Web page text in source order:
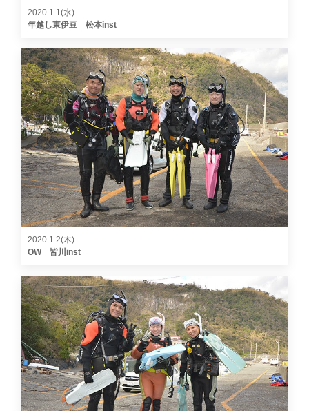
2020.1.1(水)
年越し東伊豆 松本inst
2020.1.2(木)
OW 皆川inst